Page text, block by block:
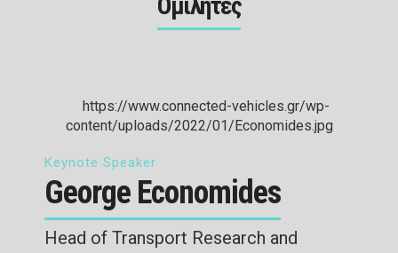
Keynote Speaker
George Economides
Head of Transport Research and